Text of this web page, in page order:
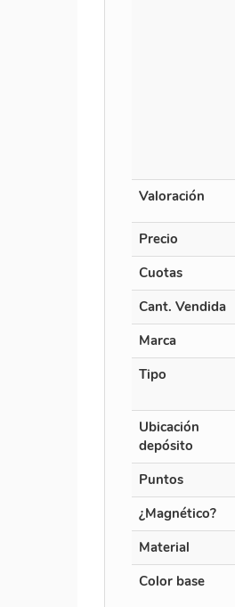
Valoración
Precio
Cuotas
Cant. Vendida
Marca
Tipo
Ubicación
depósito
Puntos
¿Magnético?
Material
Color base